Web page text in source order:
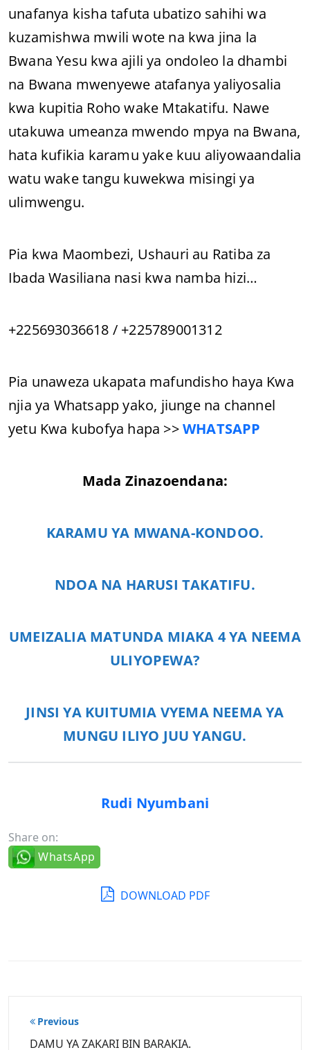
unafanya kisha tafuta ubatizo sahihi wa
kuzamishwa mwili wote na kwa jina la
Bwana Yesu kwa ajili ya ondoleo la dhambi
na Bwana mwenyewe atafanya yaliyosalia
kwa kupitia Roho wake Mtakatifu. Nawe
utakuwa umeanza mwendo mpya na Bwana,
hata kufikia karamu yake kuu aliyowaandalia
watu wake tangu kuwekwa misingi ya
ulimwengu.
Pia kwa Maombezi, Ushauri au Ratiba za
Ibada Wasiliana nasi kwa namba hizi…
+225693036618 / +225789001312
Pia unaweza ukapata mafundisho haya Kwa
njia ya Whatsapp yako, jiunge na channel
yetu Kwa kubofya hapa >>WHATSAPP
Mada Zinazoendana:
KARAMU YA MWANA-KONDOO.
NDOA NA HARUSI TAKATIFU.
UMEIZALIA MATUNDA MIAKA 4 YA NEEMA
ULIYOPEWA?
JINSI YA KUITUMIA VYEMA NEEMA YA
MUNGU ILIYO JUU YANGU.
Rudi Nyumbani
Share on:
WhatsApp
DOWNLOAD PDF
Post
navigation
Previous
DAMU YA ZAKARI BIN BARAKIA.